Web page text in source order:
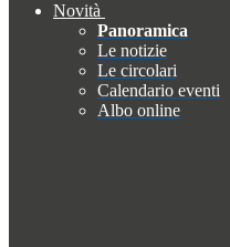
Novità
Panoramica
Le notizie
Le circolari
Calendario eventi
Albo online